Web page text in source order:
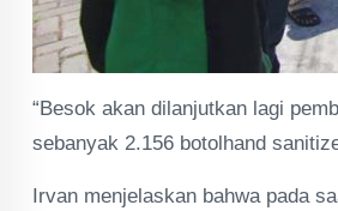
“Besok akan dilanjutkan lagi
sebanyak 2.156 botolhand
Irvan menjelaskan bahwa pada